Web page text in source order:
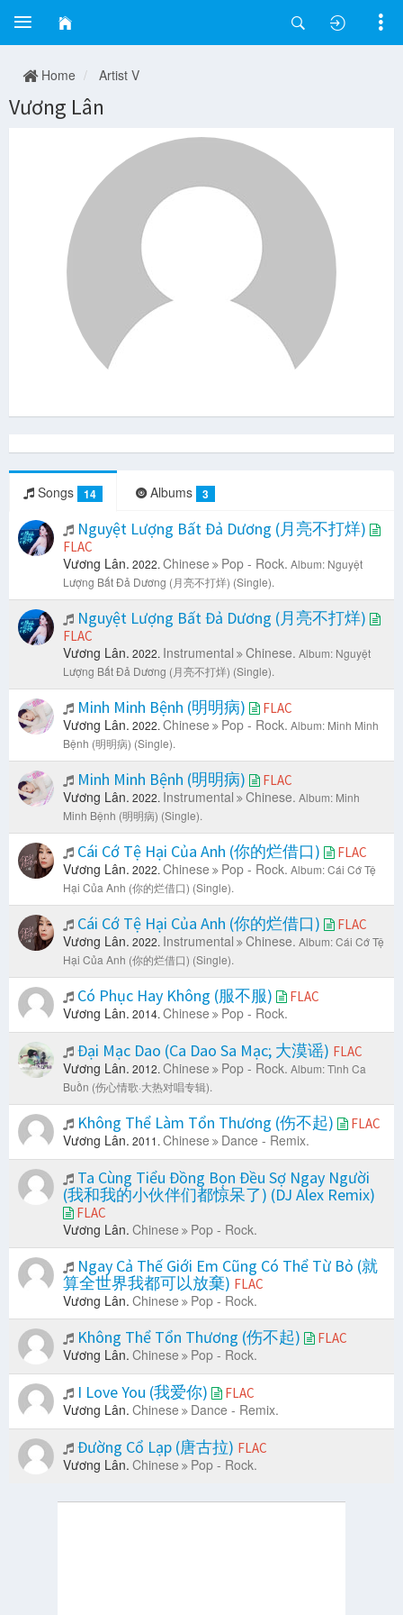
Home Artist V
Vương Lân
Songs 14 Albums 3
Nguyệt Lượng Bất Đả Dương (月亮不打烊)
FLAC
Vương Lân. 2022. Chinese Pop - Rock. Album: Nguyệt
Lượng Bất Đả Dương (月亮不打烊) (Single).
Nguyệt Lượng Bất Đả Dương (月亮不打烊)
FLAC
Vương Lân. 2022. Instrumental Chinese. Album: Nguyệt
Lượng Bất Đả Dương (月亮不打烊) (Single).
Minh Minh Bệnh (明明病) FLAC
Vương Lân. 2022. Chinese Pop - Rock. Album: Minh Minh
Bệnh (明明病) (Single).
Minh Minh Bệnh (明明病) FLAC
Vương Lân. 2022. Instrumental Chinese. Album: Minh
Minh Bệnh (明明病) (Single).
Cái Cớ Tệ Hại Của Anh (你的烂借口) FLAC
Vương Lân. 2022. Chinese Pop - Rock. Album: Cái Cớ Tệ
Hại Của Anh (你的烂借口) (Single).
Cái Cớ Tệ Hại Của Anh (你的烂借口) FLAC
Vương Lân. 2022. Instrumental Chinese. Album: Cái Cớ Tệ
Hại Của Anh (你的烂借口) (Single).
Có Phục Hay Không (服不服) FLAC
Vương Lân. 2014. Chinese Pop - Rock.
Đại Mạc Dao (Ca Dao Sa Mạc; 大漠谣) FLAC
Vương Lân. 2012. Chinese Pop - Rock. Album: Tình Ca
Buồn (伤心情歌·大热对唱专辑).
Không Thể Làm Tổn Thương (伤不起) FLAC
Vương Lân. 2011. Chinese Dance - Remix.
Ta Cùng Tiểu Đồng Bọn Đều Sợ Ngay Người
(我和我的小伙伴们都惊呆了) (DJ Alex Remix)
FLAC
Vương Lân. Chinese Pop - Rock.
Ngay Cả Thế Giới Em Cũng Có Thể Từ Bỏ (就
算全世界我都可以放棄) FLAC
Vương Lân. Chinese Pop - Rock.
Không Thể Tổn Thương (伤不起) FLAC
Vương Lân. Chinese Pop - Rock.
I Love You (我爱你) FLAC
Vương Lân. Chinese Dance - Remix.
Đường Cổ Lạp (唐古拉) FLAC
Vương Lân. Chinese Pop - Rock.